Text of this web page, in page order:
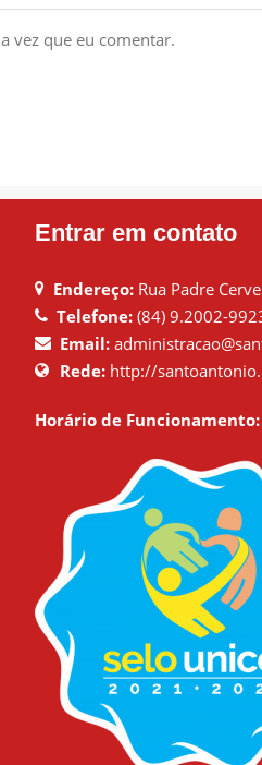
vez que eu comentar.
Entrar em contato
Endereço: Rua Padre
Telefone: (84) 9.2002-
Email:
Rede: http://
Horário de Funcionamento: